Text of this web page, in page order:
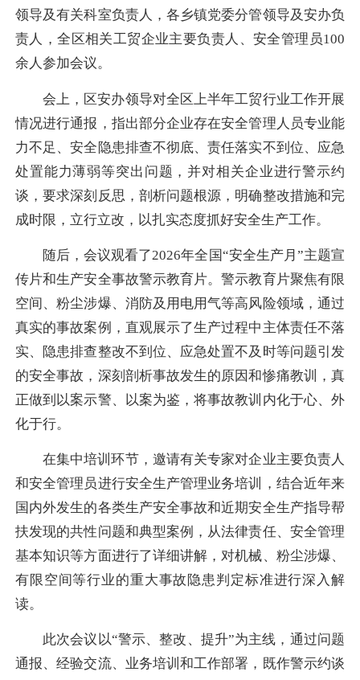
领导及有关科室负责人，各乡镇党委分管领导及安办负
责人，全区相关工贸企业主要负责人、安全管理员100
余人参加会议。
会上，区安办领导对全区上半年工贸行业工作开展
情况进行通报，指出部分企业存在安全管理人员专业能
力不足、安全隐患排查不彻底、责任落实不到位、应急
处置能力薄弱等突出问题，并对相关企业进行警示约
谈，要求深刻反思，剖析问题根源，明确整改措施和完
成时限，立行立改，以扎实态度抓好安全生产工作。
随后，会议观看了2026年全国“安全生产月”主题宣
传片和生产安全事故警示教育片。警示教育片聚焦有限
空间、粉尘涉爆、消防及用电用气等高风险领域，通过
真实的事故案例，直观展示了生产过程中主体责任不落
实、隐患排查整改不到位、应急处置不及时等问题引发
的安全事故，深刻剖析事故发生的原因和惨痛教训，真
正做到以案示警、以案为鉴，将事故教训内化于心、外
化于行。
在集中培训环节，邀请有关专家对企业主要负责人
和安全管理员进行安全生产管理业务培训，结合近年来
国内外发生的各类生产安全事故和近期安全生产指导帮
扶发现的共性问题和典型案例，从法律责任、安全管理
基本知识等方面进行了详细讲解，对机械、粉尘涉爆、
有限空间等行业的重大事故隐患判定标准进行深入解
读。
此次会议以“警示、整改、提升”为主线，通过问题
通报、经验交流、业务培训和工作部署，既作警示约谈